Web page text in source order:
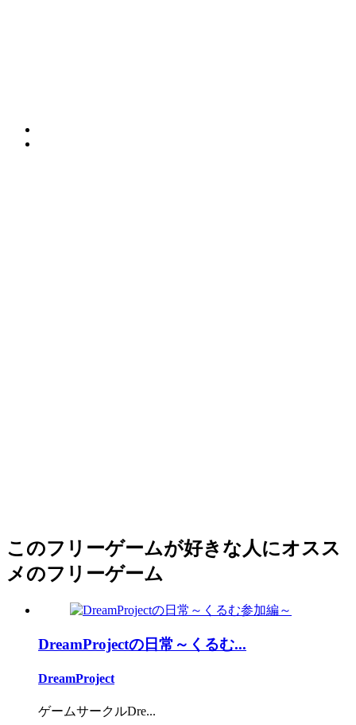
このフリーゲームが好きな人にオスス
メのフリーゲーム
DreamProjectの日常～くるむ...
DreamProject
ゲームサークルDre...